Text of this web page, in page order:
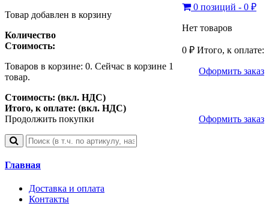
0 позиций - 0 ₽
Нет товаров
0 ₽ Итого, к оплате:
Оформить заказ
Товар добавлен в корзину
Количество
Стоимость:
Товаров в корзине: 0. Сейчас в корзине 1
товар.
Стоимость: (вкл. НДС)
Итого, к оплате: (вкл. НДС)
Продолжить покупки
Оформить заказ
Главная
Доставка и оплата
Контакты